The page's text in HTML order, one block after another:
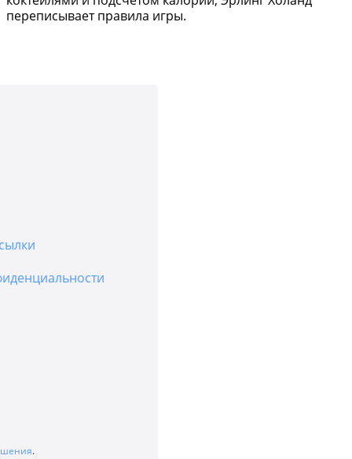
переписывает правила игры.
.